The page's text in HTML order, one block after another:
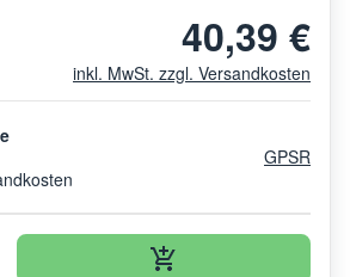
40,39 €
inkl. MwSt. zzgl. Versandkosten
GPSR